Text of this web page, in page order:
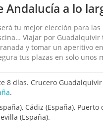
Andalucía a lo
tu mejor elección para
Viajar por
y tomar un aperitivo
tus plazas en solo unos
8 días. Crucero
.
Cádiz (España),
(España).